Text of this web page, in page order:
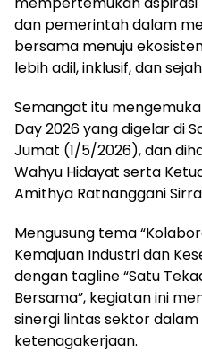
dan pemerintah dalam
bersama menuju
lebih adil, inklusif, dan
Semangat itu
Day 2026 yang digelar di
Jumat (1/5/2026), dan
Wahyu Hidayat serta
Amithya Ratnanggani
Mengusung tema
Kemajuan Industri dan
dengan tagline “Satu
Bersama”, kegiatan ini
sinergi lintas sektor
ketenagakerjaan.